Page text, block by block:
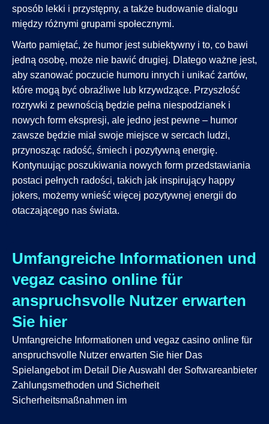
sposób lekki i przystępny, a także budowanie dialogu
między różnymi grupami społecznymi.
Warto pamiętać, że humor jest subiektywny i to, co bawi
jedną osobę, może nie bawić drugiej. Dlatego ważne jest,
aby szanować poczucie humoru innych i unikać żartów,
które mogą być obraźliwe lub krzywdzące. Przyszłość
rozrywki z pewnością będzie pełna niespodzianek i
nowych form ekspresji, ale jedno jest pewne – humor
zawsze będzie miał swoje miejsce w sercach ludzi,
przynosząc radość, śmiech i pozytywną energię.
Kontynuując poszukiwania nowych form przedstawiania
postaci pełnych radości, takich jak inspirujący happy
jokers, możemy wnieść więcej pozytywnej energii do
otaczającego nas świata.
Umfangreiche Informationen und
vegaz casino online für
anspruchsvolle Nutzer erwarten
Sie hier
Umfangreiche Informationen und vegaz casino online für
anspruchsvolle Nutzer erwarten Sie hier Das
Spielangebot im Detail Die Auswahl der Softwareanbieter
Zahlungsmethoden und Sicherheit
Sicherheitsmaßnahmen im